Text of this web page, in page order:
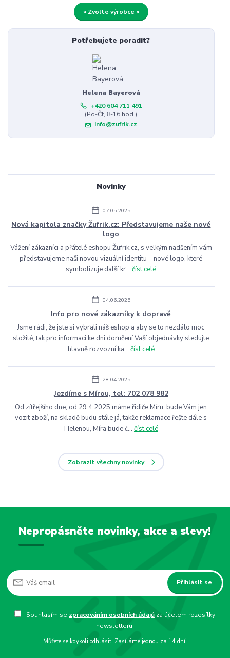
Potřebujete poradit?
Helena Bayerová
+420 604 711 491
(Po-Čt, 8-16 hod.)
info@zufrik.cz
Novinky
07.05.2025
Nová kapitola značky Žufrik.cz: Představujeme naše nové
logo
Vážení zákazníci a přátelé eshopu Žufrik.cz, s velkým nadšením vám
představujeme naši novou vizuální identitu – nové logo, které
symbolizuje další kr...číst celé
04.06.2025
Info pro nové zákazníky k dopravě
Jsme rádi, že jste si vybrali náš eshop a aby se to nezdálo moc
složité, tak pro informaci ke dni doručení Vaší objednávky sledujte
hlavně rozvozní ka... číst celé
28.04.2025
Jezdíme s Mírou, tel: 702 078 982
Od zítřejšího dne, od 29.4.2025 máme řidiče Míru, bude Vám jen
vozit zboží, na skladě budu stále já, takže reklamace řešte dále s
Helenou, Míra bude č... číst celé
Zobrazit všechny novinky
» Zvolte výrobce «
Nepropásněte novinky, akce a slevy!
Přihlásit se
Souhlasím se zpracováním osobních údajů za účelem rozesílky
newsletteru.
Můžete se kdykoli odhlásit. Zasíláme jednou za 14 dní.